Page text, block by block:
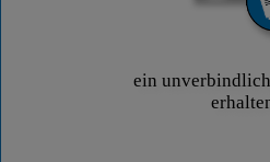
ein